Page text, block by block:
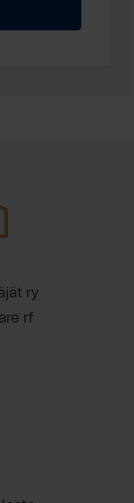
ry
rf